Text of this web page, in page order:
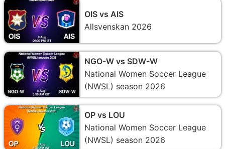
OIS vs AIS
Allsvenskan 2026
NGO-W vs SDW-W
National Women Soccer League
(NWSL) season 2026
OP vs LOU
National Women Soccer League
(NWSL) season 2026